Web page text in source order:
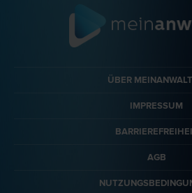
ÜBER
IMPRESSUM
AGB